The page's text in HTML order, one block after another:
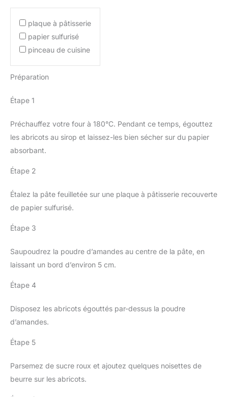
plaque à pâtisserie
papier sulfurisé
pinceau de cuisine
Préparation
Étape 1
Préchauffez votre four à 180°C. Pendant ce temps, égouttez
les abricots au sirop et laissez-les bien sécher sur du papier
absorbant.
Étape 2
Étalez la pâte feuilletée sur une plaque à pâtisserie recouverte
de papier sulfurisé.
Étape 3
Saupoudrez la poudre d’amandes au centre de la pâte, en
laissant un bord d’environ 5 cm.
Étape 4
Disposez les abricots égouttés par-dessus la poudre
d’amandes.
Étape 5
Parsemez de sucre roux et ajoutez quelques noisettes de
beurre sur les abricots.